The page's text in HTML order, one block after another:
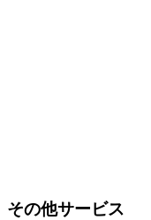
その他サービス